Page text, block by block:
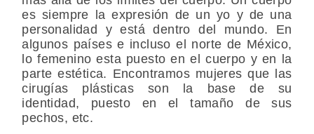
es siempre la expresión de un yo y de una
personalidad y está dentro del mundo. En
algunos países e incluso el norte de México,
lo femenino esta puesto en el cuerpo y en la
parte estética. Encontramos mujeres que las
cirugías plásticas son la base de su
identidad, puesto en el tamaño de sus
pechos, etc.